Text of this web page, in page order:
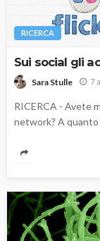
RICERCA
Sui social gli
Sara Stulle 7
RICERCA - Avete
network? A